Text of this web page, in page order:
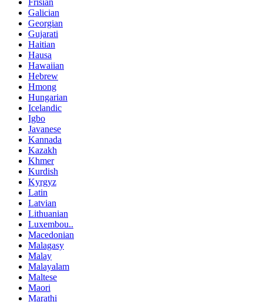
Frisian
Galician
Georgian
Gujarati
Haitian
Hausa
Hawaiian
Hebrew
Hmong
Hungarian
Icelandic
Igbo
Javanese
Kannada
Kazakh
Khmer
Kurdish
Kyrgyz
Latin
Latvian
Lithuanian
Luxembou..
Macedonian
Malagasy
Malay
Malayalam
Maltese
Maori
Marathi